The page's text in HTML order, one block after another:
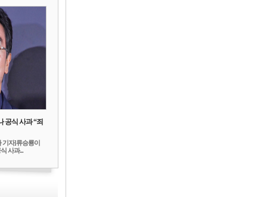
공식 사과 “죄
기자]류승룡이
사과...